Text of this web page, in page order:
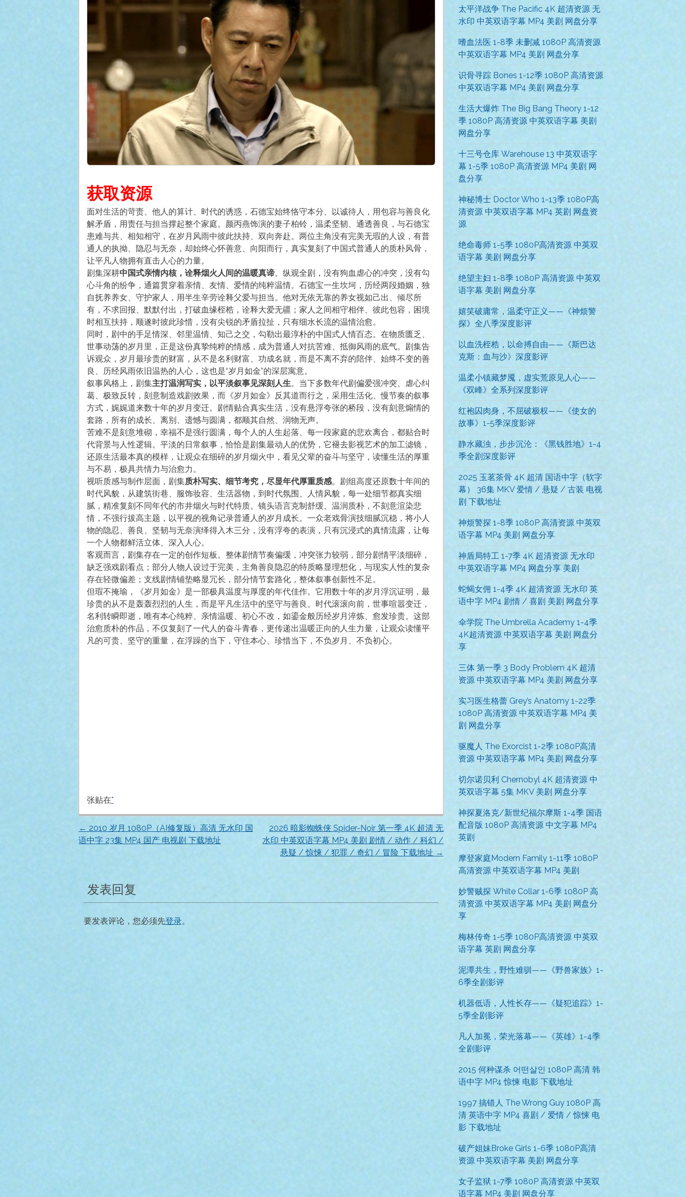
获取资源
面对生活的苛责、他人的算计、时代的诱惑，石德宝始终恪守本分、以诚待人，用包容与善良化
解矛盾，用责任与担当撑起整个家庭。颜丙燕饰演的妻子柏铃，温柔坚韧、通透善良，与石德宝
患难与共、相知相守，在岁月风雨中彼此扶持、双向奔赴。两位主角没有完美无瑕的人设，有普
通人的执拗、隐忍与无奈，却始终心怀善意、向阳而行，真实复刻了中国式普通人的质朴风骨，
让平凡人物拥有直击人心的力量。
剧集深耕中国式亲情内核，诠释烟火人间的温暖真谛。纵观全剧，没有狗血虐心的冲突，没有勾
心斗角的纷争，通篇贯穿着亲情、友情、爱情的纯粹温情。石德宝一生坎坷，历经两段婚姻，独
自抚养养女、守护家人，用半生辛劳诠释父爱与担当。他对无依无靠的养女视如己出、倾尽所
有，不求回报、默默付出，打破血缘桎梏，诠释大爱无疆；家人之间相守相伴、彼此包容，困境
时相互扶持，顺遂时彼此珍惜，没有尖锐的矛盾拉扯，只有细水长流的温情治愈。
同时，剧中的手足情深、邻里温情、知己之交，勾勒出最淳朴的中国式人情百态。在物质匮乏、
世事动荡的岁月里，正是这份真挚纯粹的情感，成为普通人对抗苦难、抵御风雨的底气。剧集告
诉观众，岁月最珍贵的财富，从不是名利财富、功成名就，而是不离不弃的陪伴、始终不变的善
良、历经风雨依旧温热的人心，这也是“岁月如金”的深层寓意。
叙事风格上，剧集主打温润写实，以平淡叙事见深刻人生。当下多数年代剧偏爱强冲突、虐心纠
葛、极致反转，刻意制造戏剧效果，而《岁月如金》反其道而行之，采用生活化、慢节奏的叙事
方式，娓娓道来数十年的岁月变迁。剧情贴合真实生活，没有悬浮夸张的桥段，没有刻意煽情的
套路，所有的成长、离别、遗憾与圆满，都顺其自然、润物无声。
苦难不是刻意堆砌，幸福不是强行圆满，每个人的人生起落、每一段家庭的悲欢离合，都贴合时
代背景与人性逻辑。平淡的日常叙事，恰恰是剧集最动人的优势，它褪去影视艺术的加工滤镜，
还原生活最本真的模样，让观众在细碎的岁月烟火中，看见父辈的奋斗与坚守，读懂生活的厚重
与不易，极具共情力与治愈力。
视听质感与制作层面，剧集质朴写实、细节考究，尽显年代厚重质感。剧组高度还原数十年间的
时代风貌，从建筑街巷、服饰妆容、生活器物，到时代氛围、人情风貌，每一处细节都真实细
腻，精准复刻不同年代的市井烟火与时代特质。镜头语言克制舒缓、温润质朴，不刻意渲染悲
情，不强行拔高主题，以平视的视角记录普通人的岁月成长。一众老戏骨演技细腻沉稳，将小人
物的隐忍、善良、坚韧与无奈演绎得入木三分，没有浮夸的表演，只有沉浸式的真情流露，让每
一个人物都鲜活立体、深入人心。
客观而言，剧集存在一定的创作短板。整体剧情节奏偏缓，冲突张力较弱，部分剧情平淡细碎，
缺乏强戏剧看点；部分人物人设过于完美，主角善良隐忍的特质略显理想化，与现实人性的复杂
存在轻微偏差；支线剧情铺垫略显冗长，部分情节套路化，整体叙事创新性不足。
但瑕不掩瑜，《岁月如金》是一部极具温度与厚度的年代佳作。它用数十年的岁月浮沉证明，最
珍贵的从不是轰轰烈烈的人生，而是平凡生活中的坚守与善良。时代滚滚向前，世事喧嚣变迁，
名利转瞬即逝，唯有本心纯粹、亲情温暖、初心不改，如鎏金般历经岁月淬炼、愈发珍贵。这部
治愈质朴的作品，不仅复刻了一代人的奋斗青春，更传递出温暖正向的人生力量，让观众读懂平
凡的可贵、坚守的重量，在浮躁的当下，守住本心、珍惜当下，不负岁月、不负初心。
张贴在*
文
导
航
← 2010 岁月 1080P（AI修复版）高清 无水印 国
语中字 23集 MP4 国产 电视剧 下载地址
2026 暗影蜘蛛侠 Spider-Noir 第一季 4K 超清 无
水印 中英双语字幕 MP4 美剧 剧情 / 动作 / 科幻 /
悬疑 / 惊悚 / 犯罪 / 奇幻 / 冒险 下载地址 →
发表回复
要发表评论，您必须先登录。
太平洋战争 The Pacific 4K 超清资源 无
水印 中英双语字幕 MP4 美剧 网盘分享
嗜血法医 1-8季 未删减 1080P 高清资源
中英双语字幕 MP4 美剧 网盘分享
识骨寻踪 Bones 1-12季 1080P 高清资源
中英双语字幕 MP4 美剧 网盘分享
生活大爆炸 The Big Bang Theory 1-12
季 1080P 高清资源 中英双语字幕 美剧
网盘分享
十三号仓库 Warehouse 13 中英双语字
幕 1-5季 1080P 高清资源 MP4 美剧 网
盘分享
神秘博士 Doctor Who 1-13季 1080P高
清资源 中英双语字幕 MP4 英剧 网盘资
源
绝命毒师 1-5季 1080P高清资源 中英双
语字幕 美剧 网盘分享
绝望主妇 1-8季 1080P 高清资源 中英双
语字幕 美剧 网盘分享
嬉笑破庸常，温柔守正义——《神烦警
探》全八季深度影评
以血洗桎梏，以命搏自由——《斯巴达
克斯：血与沙》深度影评
温柔小镇藏梦魇，虚实荒原见人心——
《双峰》全系列深度影评
红袍囚肉身，不屈破极权——《使女的
故事》1-5季深度影评
静水藏浊，步步沉沦：《黑钱胜地》1-4
季全剧深度影评
2025 玉茗茶骨 4K 超清 国语中字（软字
幕） 36集 MKV 爱情 / 悬疑 / 古装 电视
剧 下载地址
神烦警探 1-8季 1080P 高清资源 中英双
语字幕 MP4 美剧 网盘分享
神盾局特工 1-7季 4K 超清资源 无水印
中英双语字幕 MP4 网盘分享 美剧
蛇蝎女佣 1-4季 4K 超清资源 无水印 英
语中字 MP4 剧情 / 喜剧 美剧 网盘分享
伞学院 The Umbrella Academy 1-4季
4K超清资源 中英双语字幕 美剧 网盘分
享
三体 第一季 3 Body Problem 4K 超清
资源 中英双语字幕 MP4 美剧 网盘分享
实习医生格蕾 Grey’s Anatomy 1-22季
1080P 高清资源 中英双语字幕 MP4 美
剧 网盘分享
驱魔人 The Exorcist 1-2季 1080P高清
资源 中英双语字幕 MP4 美剧 网盘分享
切尔诺贝利 Chernobyl 4K 超清资源 中
英双语字幕 5集 MKV 美剧 网盘分享
神探夏洛克/新世纪福尔摩斯 1-4季 国语
配音版 1080P 高清资源 中文字幕 MP4
英剧
摩登家庭Modern Family 1-11季 1080P
高清资源 中英双语字幕 MP4 美剧
妙警贼探 White Collar 1-6季 1080P 高
清资源 中英双语字幕 MP4 美剧 网盘分
享
梅林传奇 1-5季 1080P高清资源 中英双
语字幕 英剧 网盘分享
泥潭共生，野性难驯——《野兽家族》1-
6季全剧影评
机器低语，人性长存——《疑犯追踪》1-
5季全剧影评
凡人加冕，荣光落幕——《英雄》1-4季
全剧影评
2015 何种谋杀 어떤살인 1080P 高清 韩
语中字 MP4 惊悚 电影 下载地址
1997 搞错人 The Wrong Guy 1080P 高
清 英语中字 MP4 喜剧 / 爱情 / 惊悚 电
影 下载地址
破产姐妹Broke Girls 1-6季 1080P高清
资源 中英双语字幕 美剧 网盘分享
女子监狱 1-7季 1080P 高清资源 中英双
语字幕 MP4 美剧 网盘分享